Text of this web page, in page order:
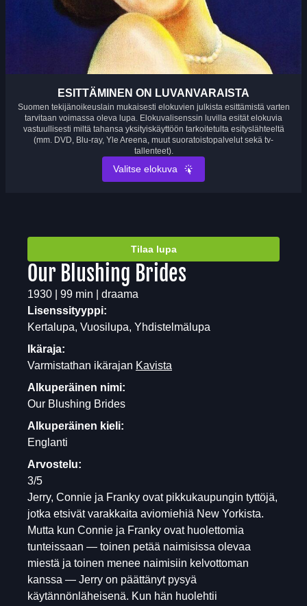
ESITTÄMINEN ON LUVANVARAISTA
Suomen tekijänoikeuslain mukaisesti elokuvien julkista esittämistä varten
tarvitaan voimassa oleva lupa. Elokuvalisenssin luvilla esität elokuvia
vastuullisesti miltä tahansa yksityiskäyttöön tarkoitetulta esityslähteeltä
(mm. DVD, Blu-ray, Yle Areena, muut suoratoistopalvelut sekä tv-
tallenteet).
Valitse elokuva
Tilaa lupa
Our Blushing Brides
1930 | 99 min | draama
Lisenssityyppi:
Kertalupa, Vuosilupa, Yhdistelmälupa
Ikäraja:
Varmistathan ikärajan Kavista
Alkuperäinen nimi:
Our Blushing Brides
Alkuperäinen kieli:
Englanti
Arvostelu:
3/5
Jerry, Connie ja Franky ovat pikkukaupungin tyttöjä,
jotka etsivät varakkaita aviomiehiä New Yorkista.
Mutta kun Connie ja Franky ovat huolettomia
tunteissaan — toinen petää naimisissa olevaa
miestä ja toinen menee naimisiin kelvottoman
kanssa — Jerry on päättänyt pysyä
käytännönläheisenä. Kun hän huolehtii